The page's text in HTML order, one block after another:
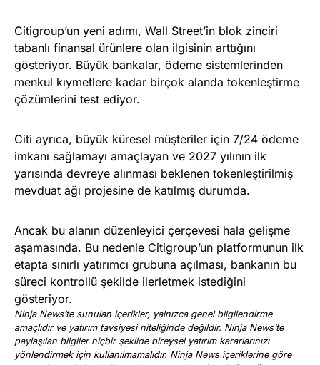
Citigroup’un yeni adımı, Wall Street’in blok zinciri
tabanlı finansal ürünlere olan ilgisinin arttığını
gösteriyor. Büyük bankalar, ödeme sistemlerinden
menkul kıymetlere kadar birçok alanda tokenleştirme
çözümlerini test ediyor.
Citi ayrıca, büyük küresel müşteriler için 7/24 ödeme
imkanı sağlamayı amaçlayan ve 2027 yılının ilk
yarısında devreye alınması beklenen tokenleştirilmiş
mevduat ağı projesine de katılmış durumda.
Ancak bu alanın düzenleyici çerçevesi hala gelişme
aşamasında. Bu nedenle Citigroup’un platformunun ilk
etapta sınırlı yatırımcı grubuna açılması, bankanın bu
süreci kontrollü şekilde ilerletmek istediğini
gösteriyor.
Ninja News’te sunulan içerikler, yalnızca genel bilgilendirme
amaçlıdır ve yatırım tavsiyesi niteliğinde değildir. Ninja News’te
paylaşılan bilgiler hiçbir şekilde bireysel yatırım kararlarınızı
yönlendirmek için kullanılmamalıdır. Ninja News içeriklerine göre